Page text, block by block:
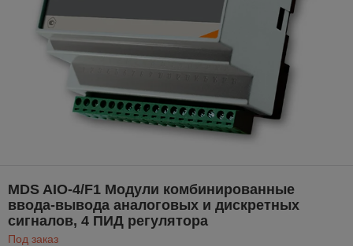
MDS AIO-4/F1 Модули комбинированные
ввода-вывода аналоговых и дискретных
сигналов, 4 ПИД регулятора
Под заказ